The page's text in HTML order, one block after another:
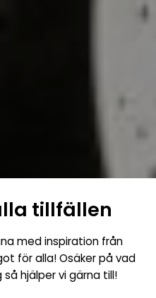
tillfällen
med inspiration från
för alla! Osäker på vad
hjälper vi gärna till!